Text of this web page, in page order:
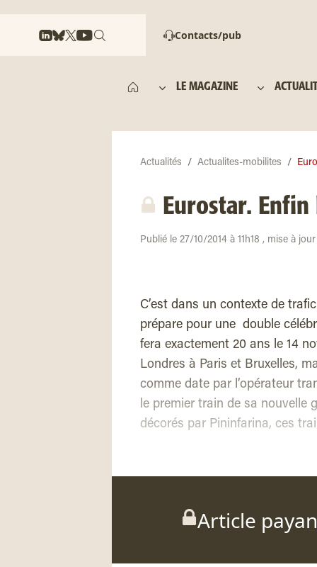
Contacts/pub
LE MAGAZINE
Actualités Actualites-mobilites
Eurostar.
Publié le 27/10/2014 à 11h18 , mise à
C’est dans un contexte de
prépare pour une double
fera exactement 20 ans le 14
Londres à Paris et Bruxelles,
comme date par l’opérateur
le premier train de sa nouvelle
décorés par Pininfarina, ces
Article